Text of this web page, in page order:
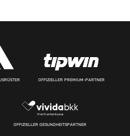
OFFIZIELLER PREMIUM-PARTNER
OFFIZIELLER GESUNDHEITSPARTNER